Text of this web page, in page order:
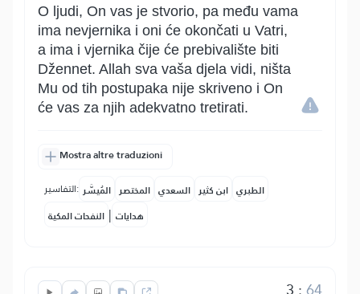
O ljudi, On vas je stvorio, pa među vama
ima nevjernika i oni će okončati u Vatri,
a ima i vjernika čije će prebivalište biti
Džennet. Allah sva vaša djela vidi, ništa
Mu od tih postupaka nije skriveno i On
će vas za njih adekvatno tretirati.
Mostra altre traduzioni
التفاسير: المُيسَّر المختصر السعدي ابن كثير الطبري
النفحات المكية | هدايات